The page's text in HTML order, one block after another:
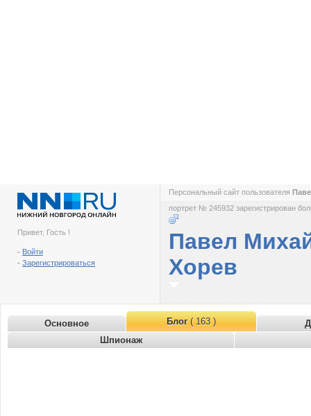
Привет, Гость !
- Войти
- Зарегистрироваться
Персональный сайт пользователя
портрет № 245932 зарегистрирован
Павел
Хорев
Основное Блог( 163 )
Шпионаж